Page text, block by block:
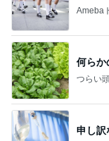
Ameba
何らか
つらい
申し訳